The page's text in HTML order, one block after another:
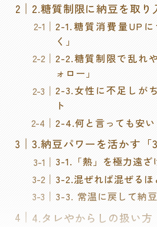
2.糖質制限に納豆を取り
2-1.糖質消費量UP
く」
2-2.糖質制限で乱れ
ォロー」
2-3.女性に不足しが
ト
2-4.何と言っても安い
3.納豆パワーを活かす「
3-1.「熱」を極力遠ざ
3-2.混ぜれば混ぜるほ
3-3. 常温に戻して納
4.タレやからしの扱い方